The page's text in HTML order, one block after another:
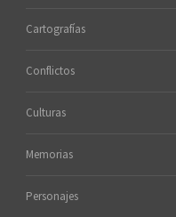
Cartografías
Conflictos
Culturas
Memorias
Personajes